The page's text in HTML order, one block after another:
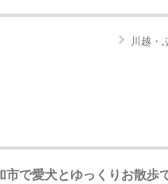
川越・
市で愛犬とゆっくりお散歩